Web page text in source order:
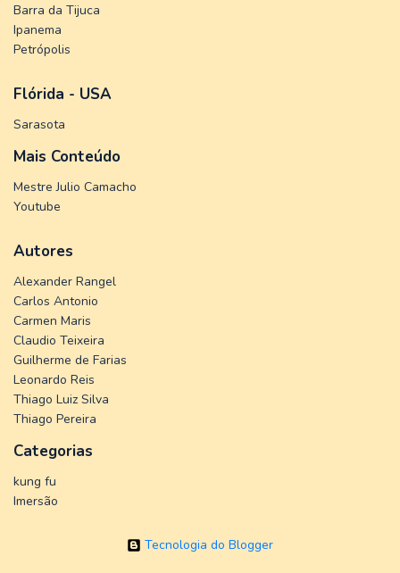
Barra da Tijuca
Ipanema
Petrópolis
Flórida - USA
Sarasota
Mais Conteúdo
Mestre Julio Camacho
Youtube
Autores
Alexander Rangel
Carlos Antonio
Carmen Maris
Claudio Teixeira
Guilherme de Farias
Leonardo Reis
Thiago Luiz Silva
Thiago Pereira
Categorias
kung fu
Imersão
Tecnologia do Blogger